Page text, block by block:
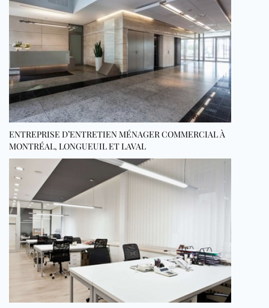
ENTREPRISE D’ENTRETIEN MÉNAGER COMMERCIAL À
MONTRÉAL, LONGUEUIL ET LAVAL